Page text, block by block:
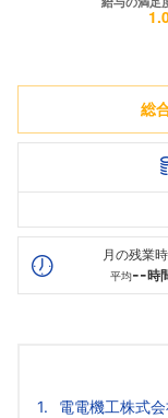
総
最高年収
月の残業
平均--時
電電機工株式